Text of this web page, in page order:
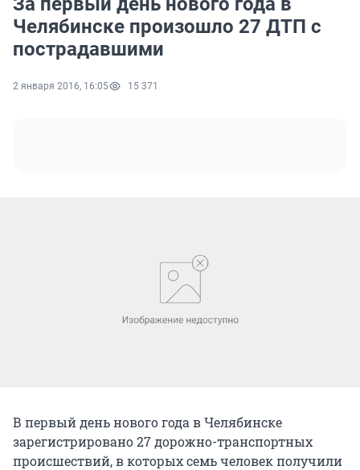
Челябинске произошло 27 ДТП с
пострадавшими
2 января 2016, 16:05 15 371
В первый день нового года в Челябинске
зарегистрировано 27 дорожно-транспортных
происшествий, в которых семь человек получили